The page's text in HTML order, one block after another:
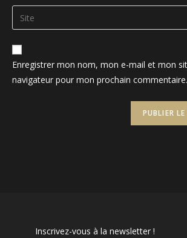
comment
email
address
comment
Saisir
l’URL
de
votre
(facultatif)
Enregistrer mon nom, mon e-mail et mon
navigateur pour mon prochain commentaire.
Inscrivez-vous à la newsletter !